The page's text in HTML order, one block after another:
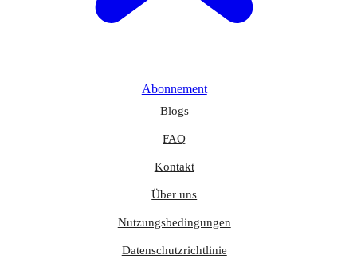
Abonnement
Blogs
FAQ
Kontakt
Über uns
Nutzungsbedingungen
Datenschutzrichtlinie